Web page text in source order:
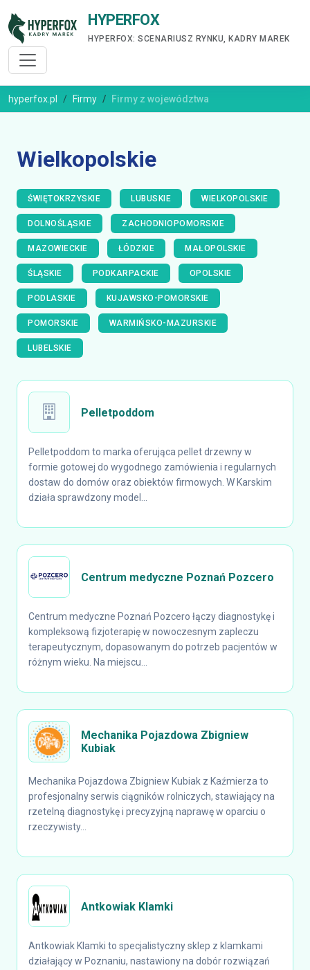
HYPERFOX
HYPERFOX: SCENARIUSZ RYNKU, KADRY MAREK
hyperfox.pl Firmy Firmy z województwa
Wielkopolskie
ŚWIĘTOKRZYSKIE LUBUSKIE WIELKOPOLSKIE
DOLNOŚLĄSKIE ZACHODNIOPOMORSKIE
MAZOWIECKIE ŁÓDZKIE MAŁOPOLSKIE
ŚLĄSKIE PODKARPACKIE OPOLSKIE
PODLASKIE KUJAWSKO-POMORSKIE
POMORSKIE WARMIŃSKO-MAZURSKIE
LUBELSKIE
Pelletpoddom
Pelletpoddom to marka oferująca pellet drzewny w
formie gotowej do wygodnego zamówienia i regularnych
dostaw do domów oraz obiektów firmowych. W Karskim
działa sprawdzony model...
Centrum medyczne Poznań Pozcero
Centrum medyczne Poznań Pozcero łączy diagnostykę i
kompleksową fizjoterapię w nowoczesnym zapleczu
terapeutycznym, dopasowanym do potrzeb pacjentów w
różnym wieku. Na miejscu...
Mechanika Pojazdowa Zbigniew
Kubiak
Mechanika Pojazdowa Zbigniew Kubiak z Kaźmierza to
profesjonalny serwis ciągników rolniczych, stawiający na
rzetelną diagnostykę i precyzyjną naprawę w oparciu o
rzeczywisty...
Antkowiak Klamki
Antkowiak Klamki to specjalistyczny sklep z klamkami
działający w Poznaniu, nastawiony na dobór rozwiązań